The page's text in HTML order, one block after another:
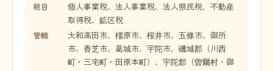
税目
個人事業税、法人事業税、法人県民税、不動産
取得税、鉱区税
管轄
大和高田市、橿原市、桜井市、五條市、御所
市、香芝市、葛城市、宇陀市、磯城郡（川西
町・三宅町・田原本町）、宇陀郡（曽爾村・御